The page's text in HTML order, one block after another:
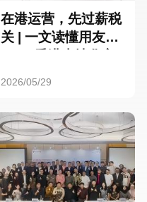
在港运营，先过薪税
关 | 一文读懂用友HR
2026/05/29